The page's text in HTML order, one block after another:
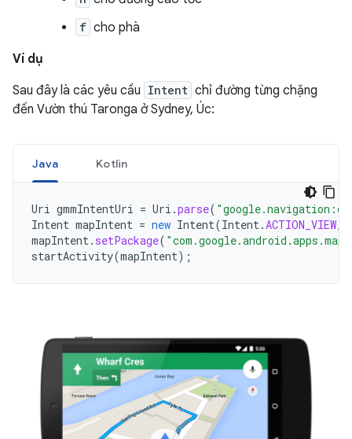
f cho phà
Ví dụ
Sau đây là các yêu cầu Intent chỉ đường từng chặng
đến Vườn thú Taronga ở Sydney, Úc:
Java Kotlin
Uri gmmIntentUri = Uri .parse(
Intent mapIntent = new Intent(Intent.ACTION_VIEW,
mapIntent. setPackage(
startActivity(mapIntent);